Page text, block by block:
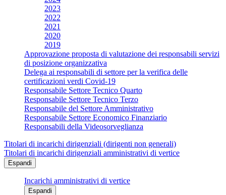
2023
2022
2021
2020
2019
Approvazione proposta di valutazione dei responsabili servizi
di posizione organizzativa
Delega ai responsabili di settore per la verifica delle
certificazioni verdi Covid-19
Responsabile Settore Tecnico Quarto
Responsabile Settore Tecnico Terzo
Responsabile del Settore Amministrativo
Responsabile Settore Economico Finanziario
Responsabili della Videosorveglianza
Titolari di incarichi dirigenziali (dirigenti non generali)
Titolari di incarichi dirigenziali amministrativi di vertice
Espandi
Incarichi amministrativi di vertice
Espandi